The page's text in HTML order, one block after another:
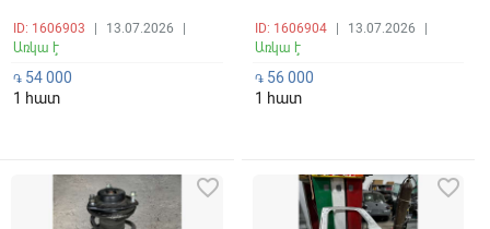
ID: 1606903 13.07.2026
Առկա է
֏ 54 000
1 հատ
ID: 1606904 13.07.2026
Առկա է
֏56 000
1 հատ
favorite_border favorite_border